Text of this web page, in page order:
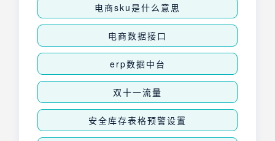
电商sku是什么意思
电商数据接口
erp数据中台
双十一流量
安全库存表格预警设置